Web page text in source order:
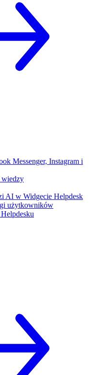
Messenger, Instagram i
wiedzy
AI w Widgecie Helpdesk
użytkowników